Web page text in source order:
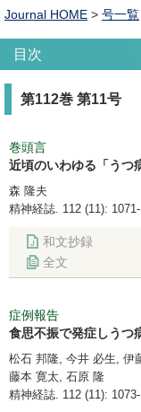
Journal HOME > 号一覧
目次
第112巻 第11号
巻頭言
近頃のいわゆる「うつ
森 隆夫
精神経誌. 112 (11):
和文抄録
全文
症例報告
食思不振で発症しうつ
松石 邦隆, 今井 必生, 伊
藤本 寛太, 石原 隆
精神経誌. 112 (11):